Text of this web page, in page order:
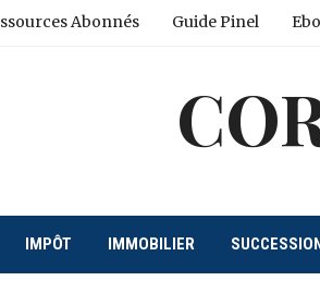
Abonnés Guide Pinel
IMPÔT IMMOBILIER